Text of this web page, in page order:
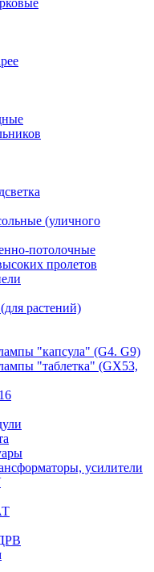
(уличного
потолочные
пролетов
растений)
"капсула" (G4. G9)
"таблетка" (GX53,
усилители